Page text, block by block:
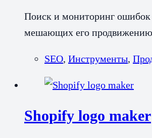
Поиск и мониторинг ошибок
мешающих его продвижению
SEO, Инструменты,
Shopify logo maker